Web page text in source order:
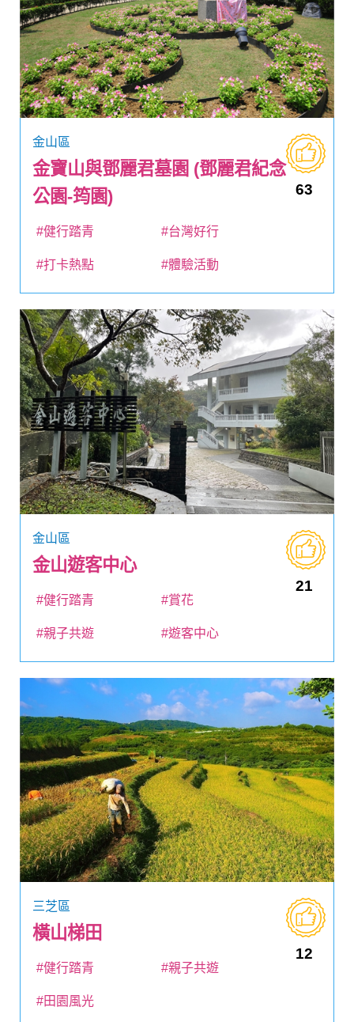
金山區
金寶山與鄧麗君墓園 (鄧麗君紀念
公園-筠園)
63
#健行踏青 #台灣好行
#打卡熱點 #體驗活動
金山區
金山遊客中心
21
#健行踏青 #賞花
#親子共遊 #遊客中心
三芝區
橫山梯田
12
#健行踏青 #親子共遊
#田園風光